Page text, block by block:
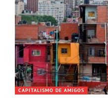
CAPITALISMO DE AMIGOS